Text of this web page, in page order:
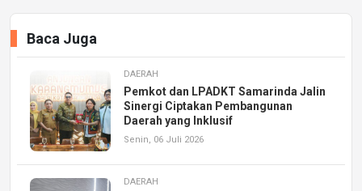
Baca Juga
DAERAH
Pemkot dan LPADKT Samarinda Jalin
Sinergi Ciptakan Pembangunan
Daerah yang Inklusif
Senin, 06 Juli 2026
DAERAH